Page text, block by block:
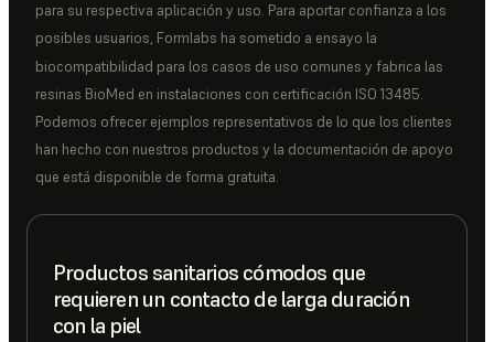
para su respectiva aplicación y uso. Para aportar confianza a los
posibles usuarios, Formlabs ha sometido a ensayo la
biocompatibilidad para los casos de uso comunes y fabrica las
resinas BioMed en instalaciones con certificación ISO 13485.
Podemos ofrecer ejemplos representativos de lo que los clientes
han hecho con nuestros productos y la documentación de apoyo
que está disponible de forma gratuita.
Productos sanitarios cómodos que
requieren un contacto de larga duración
con la piel